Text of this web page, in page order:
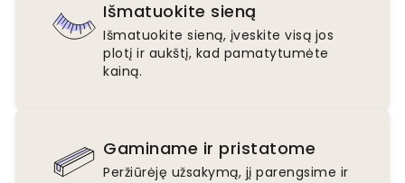
Išmatuokite sieną
Išmatuokite sieną, įveskite visą jos
plotį ir aukštį, kad pamatytumėte
kainą.
Gaminame ir pristatome
Peržiūrėję užsakymą, jį parengsime ir